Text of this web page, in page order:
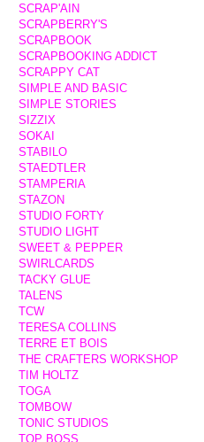
SCRAP'AIN
SCRAPBERRY'S
SCRAPBOOK
SCRAPBOOKING ADDICT
SCRAPPY CAT
SIMPLE AND BASIC
SIMPLE STORIES
SIZZIX
SOKAI
STABILO
STAEDTLER
STAMPERIA
STAZON
STUDIO FORTY
STUDIO LIGHT
SWEET & PEPPER
SWIRLCARDS
TACKY GLUE
TALENS
TCW
TERESA COLLINS
TERRE ET BOIS
THE CRAFTERS WORKSHOP
TIM HOLTZ
TOGA
TOMBOW
TONIC STUDIOS
TOP BOSS